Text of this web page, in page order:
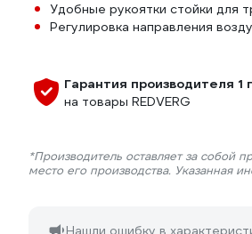
Удобные рукоятки стойки для
Регулировка направления
Гарантия производителя 1
на товары REDVERG
*Производитель оставляет за собой
место его производства. Указанная
Нашли ошибку в